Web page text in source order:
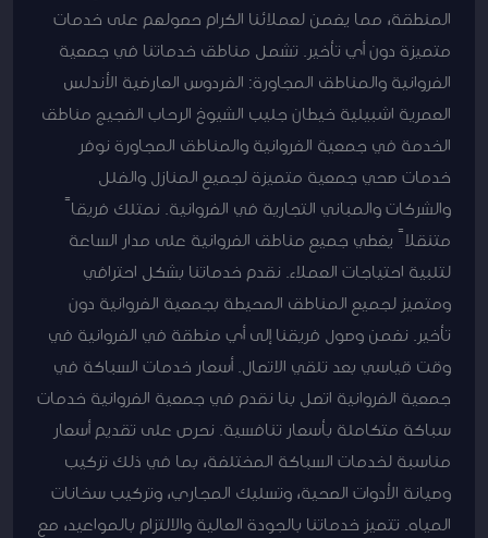
المنطقة، مما يضمن لعملائنا الكرام حصولهم على خدمات
متميزة دون أي تأخير. تشمل مناطق خدماتنا في جمعية
الفروانية والمناطق المجاورة: الفردوس العارضية الأندلس
العمرية اشبيلية خيطان جليب الشيوخ الرحاب الضجيج مناطق
الخدمة في جمعية الفروانية والمناطق المجاورة نوفر
خدمات صحي جمعية متميزة لجميع المنازل والفلل
والشركات والمباني التجارية في الفروانية. نمتلك فريقاً
متنقلاً يغطي جميع مناطق الفروانية على مدار الساعة
لتلبية احتياجات العملاء. نقدم خدماتنا بشكل احترافي
ومتميز لجميع المناطق المحيطة بجمعية الفروانية دون
تأخير. نضمن وصول فريقنا إلى أي منطقة في الفروانية في
وقت قياسي بعد تلقي الاتصال. أسعار خدمات السباكة في
جمعية الفروانية اتصل بنا نقدم في جمعية الفروانية خدمات
سباكة متكاملة بأسعار تنافسية. نحرص على تقديم أسعار
مناسبة لخدمات السباكة المختلفة، بما في ذلك تركيب
وصيانة الأدوات الصحية، وتسليك المجاري، وتركيب سخانات
المياه. تتميز خدماتنا بالجودة العالية والالتزام بالمواعيد، مع